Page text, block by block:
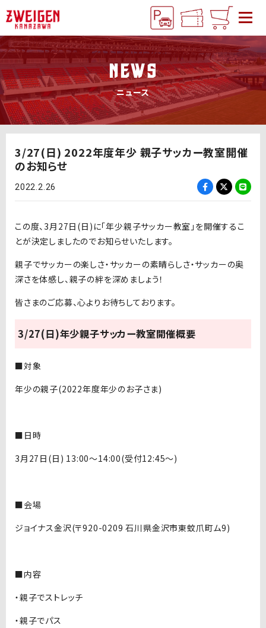
NEWS
ニュース
3/27(日) 2022年度年少 親子サッカー教室開催
のお知らせ
2022.2.26
この度、3月27日(日)に「年少親子サッカー教室」を開催するこ
とが決定しましたのでお知らせいたします。
親子でサッカーの楽しさ・サッカーの素晴らしさ・サッカーの奥
深さを体感し、親子の絆を深めましょう！
皆さまのご応募、心よりお待ちしております。
3/27(日)年少親子サッカー教室開催概要
■対象
年少の親子(2022年度年少のお子さま)
■日時
3月27日(日) 13:00～14:00(受付12:45〜)
■会場
ジョイナス金沢(〒920-0209 石川県金沢市東蚊爪町ム9)
■内容
・親子でストレッチ
・親子でパス